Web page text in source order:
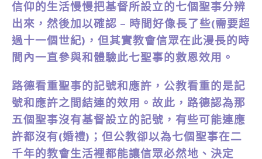
信仰的生活慢慢把基督所設立的七個聖事分辨
出來，然後加以確認 – 時間好像長了些(需要超
過十一個世紀)，但其實教會信眾在此漫長的時
間內一直參與和體驗此七聖事的救恩效用。
路德看重聖事的記號和應許，公教看重的是記
號和應許之間結連的效用。故此，路德認為那
五個聖事沒有基督設立的記號，有些可能連應
許都沒有(婚禮)；但公教卻以為七個聖事在二
千年的教會生活裡都能讓信眾必然地、決定